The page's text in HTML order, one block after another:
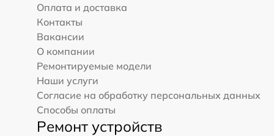
Оплата и доставка
Контакты
Вакансии
О компании
Ремонтируемые модели
Наши услуги
Согласие на обработку персональных данных
Способы оплаты
Ремонт устройств